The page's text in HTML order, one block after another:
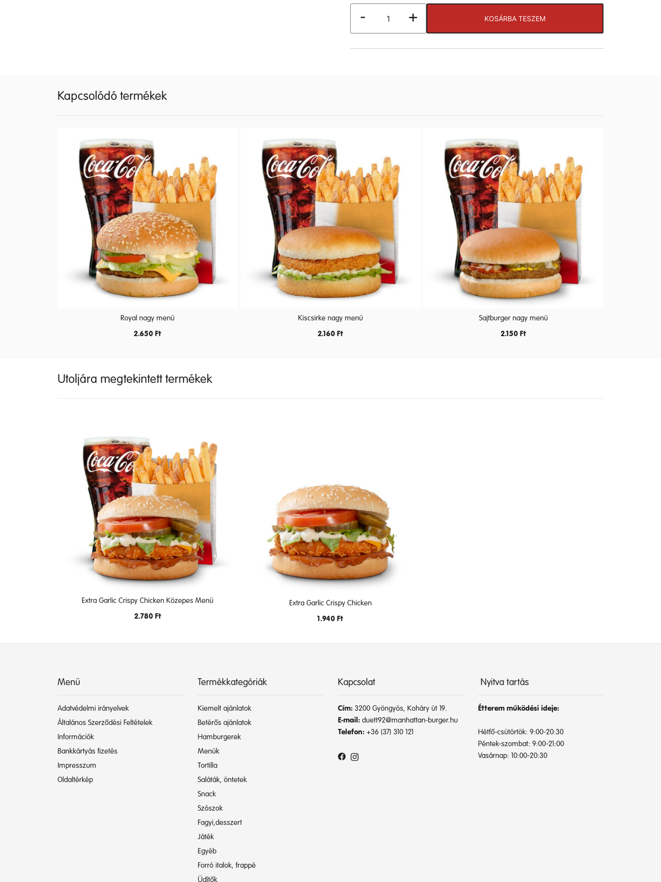
140Ft
-
Garlic
Crispy
+ KOSÁRBA TESZEM
Kapcsolódó termékek
Royal nagy menü
2.650Ft
Kiscsirke nagy menü
2.160 Ft
Sajtburger nagy menü
2.150 Ft
Utoljára megtekintett termékek
Extra Garlic Crispy Chicken Közepes Menü
2.780 Ft
Extra Garlic Crispy Chicken
1.940 Ft
Menü
Adatvédelmi irányelvek
Általános Szerződési Feltételek
Információk
Bankkártyás fizetés
Impresszum
Oldaltérkép
Termékkategóriák
Kiemelt ajánlatok
Betérős ajánlatok
Hamburgerek
Menük
Tortilla
Saláták, öntetek
Snack
Szószok
Fagyi,desszert
Játék
Egyéb
Forró italok, frappé
Üdítők
Kapcsolat
Cím: 3200 Gyöngyös, Koháry út 19.
E-mail: duett92@manhattan-burger.hu
Telefon: +36 (37) 310 121
Nyitva tartás
Étterem működési ideje:
Hétfő-csütörtök: 9:00-20:30
Péntek-szombat: 9:00-21:00
Vasárnap: 10:00-20:30